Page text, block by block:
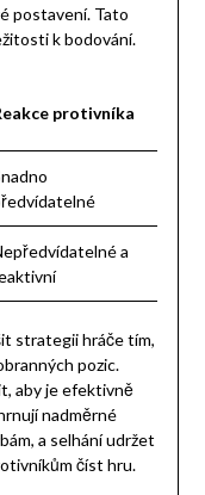
postavení. Tato
k bodování.
protivníka
a
strategii hráče tím,
pozic.
aby je efektivně
nadměrné
a selhání udržet
číst hru.